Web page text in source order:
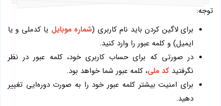
توجه:
برای لاگین کردن باید نام کاربری (شماره موبایل یا کدملی و یا
ایمیل) و کلمه عبور را وارد کنید.
در صورتی که برای حساب کاربری خود، کلمه عبور در نظر
نگرفتید کد ملی، کلمه عبور شما خواهد بود.
برای امنیت بیشتر کلمه عبور خود را به صورت دوره‌ایی تغییر
دهید.